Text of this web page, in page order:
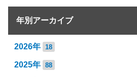
年別アーカイブ
2026年 18
2025年 88